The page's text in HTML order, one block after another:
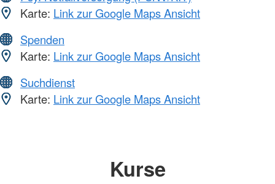
Karte: Link zur Google Maps Ansicht
Spenden
Karte: Link zur Google Maps Ansicht
Suchdienst
Karte: Link zur Google Maps Ansicht
Kurse